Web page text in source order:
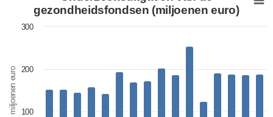
Bar chart with 16 bars.
View as data table, Onderzoeksuitgaven van de
miljoenen euro
gezondheidsfondsen (miljoenen euro)
100
200
300